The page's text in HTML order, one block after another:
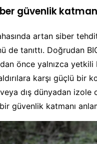
güvenlik
artan siber
de tanıttı. Doğrudan
önce yalnızca
karşı güçlü bir
dış dünyadan izole
güvenlik katmanı